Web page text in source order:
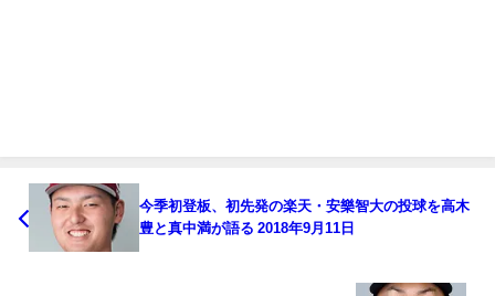
今季初登板、初先発の楽天・安樂智大の投球を高木
豊と真中満が語る 2018年9月11日